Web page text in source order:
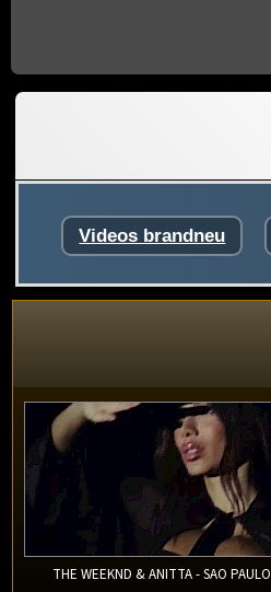
Videos brandneu
THE WEEKND & ANITTA - SAO PAULO